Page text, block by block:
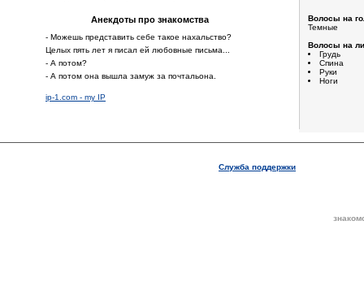
Анекдоты про знакомства
- Можешь представить себе такое нахальство?
Целых пять лет я писал ей любовные письма...
- А потом?
- А потом она вышла замуж за почтальона.
ip-1.com - my IP
Волосы на
Темные
Волосы на
Грудь
Спина
Руки
Ноги
Служба поддержки